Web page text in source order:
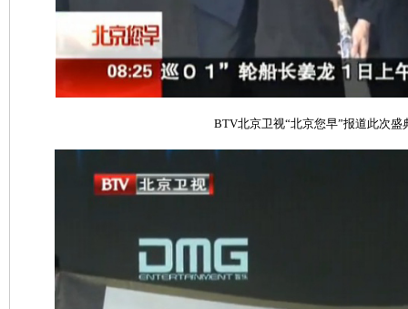
BTV北京卫视“北京您早”报道此次盛